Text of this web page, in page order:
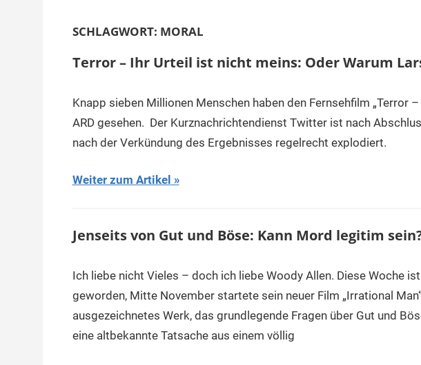
SCHLAGWORT: MORAL
Terror – Ihr Urteil ist nicht meins: Oder Warum
Knapp sieben Millionen Menschen haben den Fernsehfilm „Terror
ARD gesehen. Der Kurznachrichtendienst Twitter ist nach
nach der Verkündung des Ergebnisses regelrecht explodiert.
Weiter zum Artikel
Jenseits von Gut und Böse: Kann Mord legitim
Ich liebe nicht Vieles – doch ich liebe Woody Allen. Diese Woche
geworden, Mitte November startete sein neuer Film „Irrational
ausgezeichnetes Werk, das grundlegende Fragen über Gut und
eine altbekannte Tatsache aus einem völlig